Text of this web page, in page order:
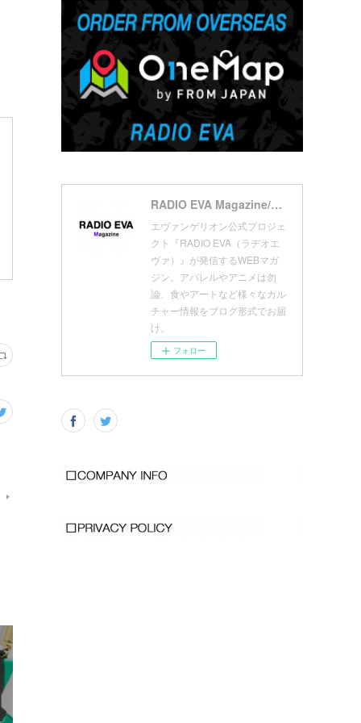
(7)
(10 )
(5)
(11)
9
(18)
(17 )
(13
(16)
RADIO EVA Magazine/ラヂオエヴァ マガジン
エヴァンゲリオン公式プロジェ
クト『RADIO EVA（ラヂオエ
ヴァ）』が発信するWEBマガ
ジン。アパレルやアニメは勿
論、食やアートなど様々なカル
チャー情報をブログ形式でお届
け。
フォロー